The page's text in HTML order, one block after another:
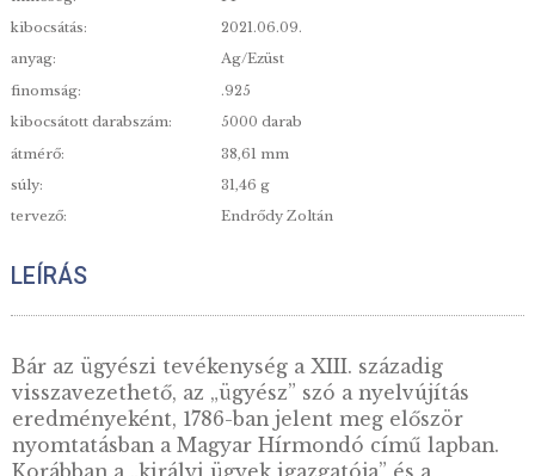
Gyűjtőknek és a történelem rajongóinak
ajándék!
névérték:
kibocsátás: 2021.06.09.
anyag: Ag/Ezüst
kibocsátott darabszám:
átmérő:
38,61 mm
súly: 31,46 g
tervező: Endrődy Zoltán
LEÍRÁS